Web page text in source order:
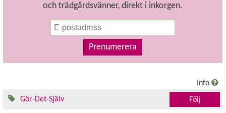
och trädgårdsvänner, direkt i inkorgen.
Prenumerera
Info
Gör-Det-Själv
Följ